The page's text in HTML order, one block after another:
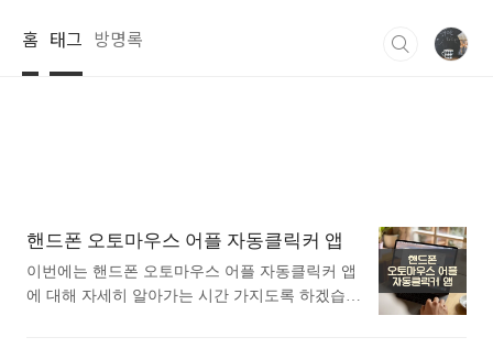
홈 태그 방명록
핸드폰 오토마우스 어플 자동클릭커 앱
이번에는 핸드폰 오토마우스 어플 자동클릭커 앱
에 대해 자세히 알아가는 시간 가지도록 하겠습니